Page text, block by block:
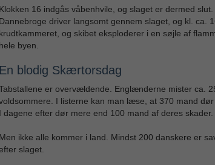
Klokken 16 indgås våbenhvile, og slaget er dermed
Dannebroge driver langsomt gennem slaget, og kl. ca.
krudtkammeret, og skibet eksploderer i en søjle af
hele byen.
En blodig Skærtorsdag
er overvældende. Englænderne mister ca.
I listerne kan man læse, at 370 mand
I dagene efter dør mere end 100 mand af deres skader.
Men ikke alle kommer i land. Mindst 200 danskere er
slaget.